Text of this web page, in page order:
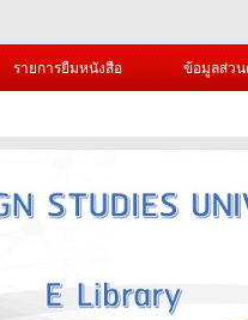
รายการยืมหนังสือ ข้อมูลส่ว